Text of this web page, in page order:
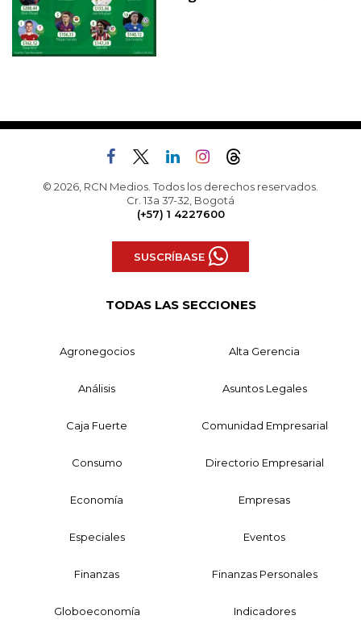
© 2026, RCN Medios. Todos los derechos reservados.
Cr. 13a 37-32, Bogotá
(+57) 1 4227600
SUSCRÍBASE
TODAS LAS SECCIONES
Agronegocios Alta Gerencia
Análisis Asuntos Legales
Caja Fuerte Comunidad Empresarial
Consumo Directorio Empresarial
Economía Empresas
Especiales Eventos
Finanzas Finanzas Personales
Globoeconomía Indicadores